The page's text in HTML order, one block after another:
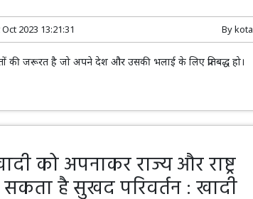
Oct 2023 13:21:31 Bykota
जरूरत है जो अपने देश और उसकी भलाई के लिए प्रतिबद्ध हो।
को अपनाकर राज्य और राष्ट्र
है सुखद परिवर्तन : खादी